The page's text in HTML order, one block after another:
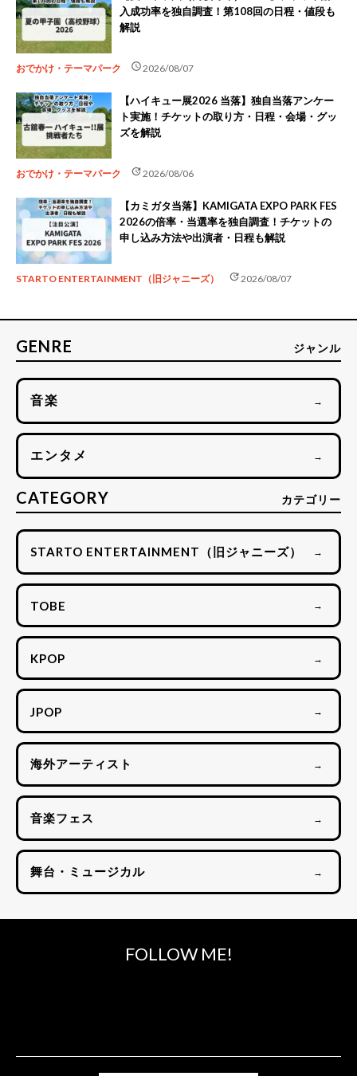
入成功率を独自調査！第108回の日程・値段も
解説
おでかけ・テーマパーク schedule2026/08/07
【ハイキュー展2026 当落】独自当落アンケー
ト実施！チケットの取り方・日程・会場・グッ
ズを解説
おでかけ・テーマパーク update2026/08/06
【カミガタ当落】KAMIGATA EXPO PARK FES
2026の倍率・当選率を独自調査！チケットの
申し込み方法や出演者・日程も解説
STARTO ENTERTAINMENT（旧ジャニーズ） update2026/08/07
GENRE ジャンル
音楽 →
エンタメ →
CATEGORY カテゴリー
STARTO ENTERTAINMENT（旧ジャニーズ） →
TOBE →
KPOP →
JPOP →
海外アーティスト →
音楽フェス →
舞台・ミュージカル →
FOLLOW ME!